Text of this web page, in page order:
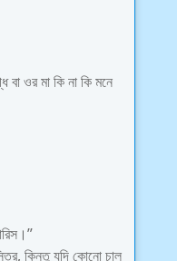
বা ওর মা কি না কি মনে
কিন্তু যদি কোনো চাল